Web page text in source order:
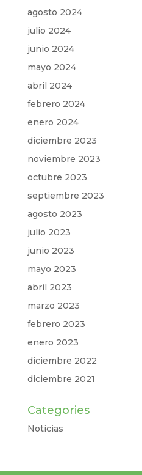
agosto 2024
julio 2024
junio 2024
mayo 2024
abril 2024
febrero 2024
enero 2024
diciembre 2023
noviembre 2023
octubre 2023
septiembre 2023
agosto 2023
julio 2023
junio 2023
mayo 2023
abril 2023
marzo 2023
febrero 2023
enero 2023
diciembre 2022
diciembre 2021
Categories
Noticias